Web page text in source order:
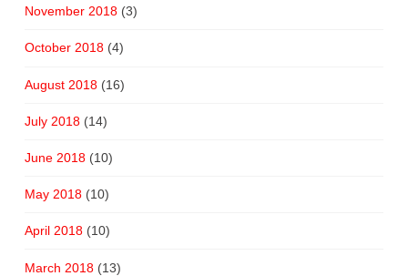
November 2018(3)
October 2018(4)
August 2018(16)
July 2018(14)
June 2018(10)
May 2018(10)
April 2018(10)
March 2018(13)